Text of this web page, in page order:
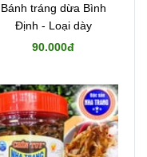
Bánh tráng dừa Bình
Định - Loại dày
90.000đ